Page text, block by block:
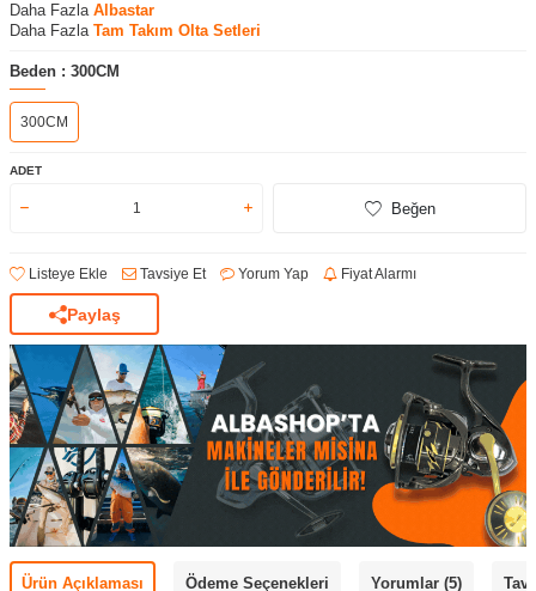
Daha Fazla Albastar
Daha Fazla Tam Takım Olta Setleri
Beden : 300CM
300CM
ADET
Beğen
Listeye Ekle Tavsiye Et Yorum Yap Fiyat Alarmı
Paylaş
Ürün Açıklaması Ödeme Seçenekleri Yorumlar (5)